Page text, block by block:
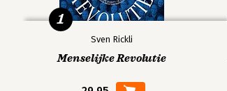
Sven Rickli
Menselijke Revolutie
1